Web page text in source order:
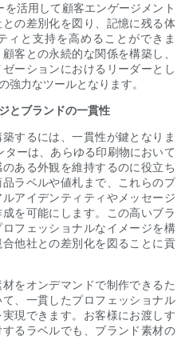
活用して顧客エンゲージメント
の差別化を図り、記憶に残る体
ィと支持を高めることができま
客との永続的な関係を構築し、
ーションにおけるリーダーとし
強力なツールとなります。
とブランドの一貫性
するには、一貫性が鍵となりま
ーは、あらゆる印刷物において
ある外観を維持するのに役立ち
ラベルや値札まで、これらのプ
アイデンティティやメッセージ
を可能にします。この高いブラ
フェッショナルなイメージを構
他社との差別化を図ることに貢
をオンデマンドで制作できるた
、一貫したプロフェッショナル
現できます。お客様にお渡しす
るラベルでも、ブランド素材の